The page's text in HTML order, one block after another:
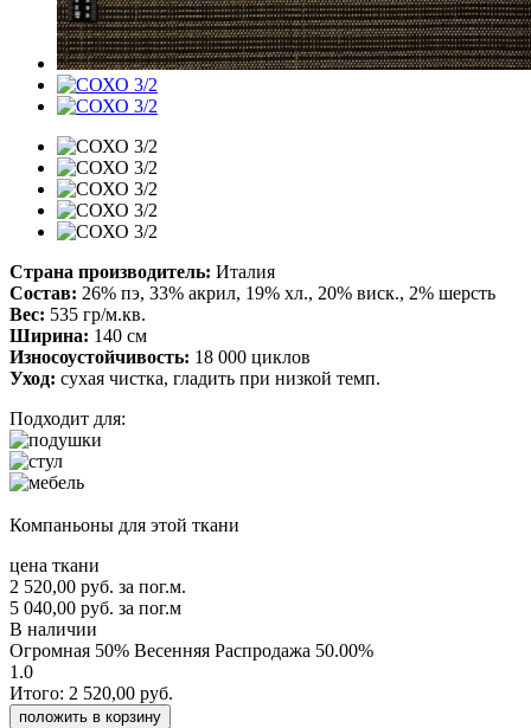
Страна производитель: Италия
Состав: 26% пэ, 33% акрил, 19% хл., 20% виск., 2% шерсть
Вес: 535 гр/м.кв.
Ширина: 140 см
Износоустойчивость: 18 000 циклов
Уход: сухая чистка, гладить при низкой темп.
Подходит для:
Компаньоны для этой ткани
цена ткани
2 520,00 руб. за пог.м.
5 040,00 руб. за пог.м
В наличии
Огромная 50% Весенняя Распродажа 50.00%
1.0
Итого: 2 520,00 руб.
положить в корзину